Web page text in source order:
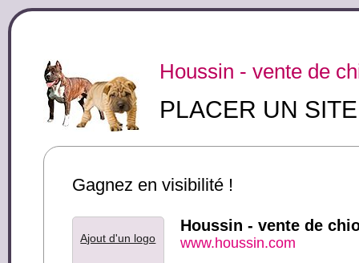
Houssin - vente de
PLACER UN
Gagnez en visibilité !
Ajout d'un logo
Houssin - vente de
www.houssin.com